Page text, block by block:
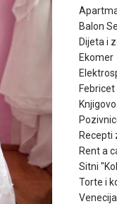
Balon
Dijeta i
Ekomer
Febricet
Recepti
Rent a
Sitni
Torte i